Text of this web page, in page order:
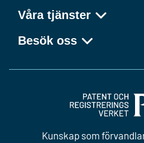
Våra tjänster
Besök oss
Kunskap som